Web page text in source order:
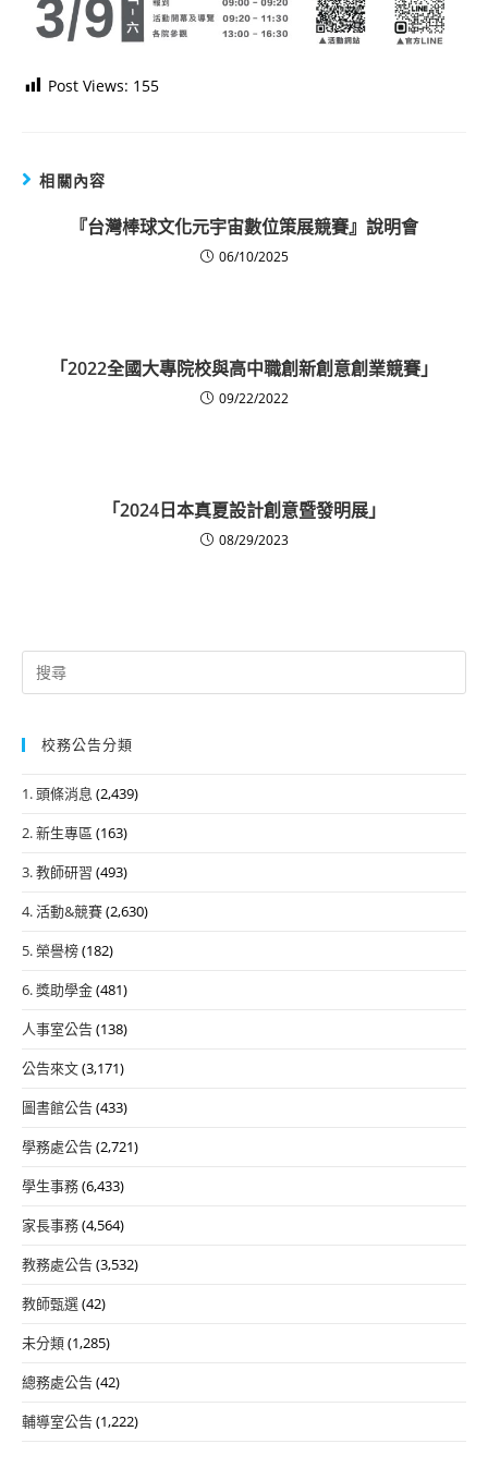
Post Views: 155
相關內容
『台灣棒球文化元宇宙數位策展競賽』說明會
06/10/2025
「2022全國大專院校與高中職創新創意創業競賽」
09/22/2022
「2024日本真夏設計創意暨發明展」
08/29/2023
Search
for:
校務公告分類
1. 頭條消息 (2,439)
2. 新生專區 (163)
3. 教師研習 (493)
4. 活動&競賽(2,630)
5. 榮譽榜(182)
6. 獎助學金(481)
人事室公告(138)
公告來文(3,171)
圖書館公告(433)
學務處公告(2,721)
學生事務(6,433)
家長事務(4,564)
教務處公告(3,532)
教師甄選(42)
未分類(1,285)
總務處公告(42)
輔導室公告(1,222)